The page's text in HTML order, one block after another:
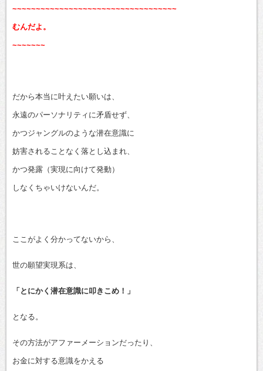
~~~~~~~~~~~~~~~~~~~~~~~~~~~~~~~~~~~
むんだよ。
~~~~~~~
だから本当に叶えたい願いは、
永遠のパーソナリティに矛盾せず、
かつジャングルのような潜在意識に
妨害されることなく落とし込まれ、
かつ発露（実現に向けて発動）
しなくちゃいけないんだ。
ここがよく分かってないから、
世の願望実現系は、
「とにかく潜在意識に叩きこめ！」
となる。
その方法がアファーメーションだったり、
お金に対する意識をかえる